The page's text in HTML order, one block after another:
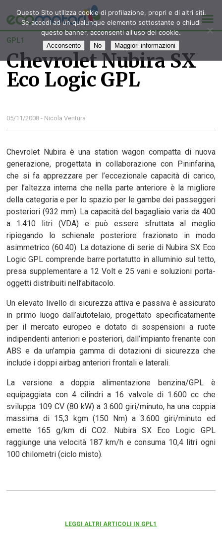
GPL1
Chevrolet Nubira SX
Eco Logic GPL
05/11/2008 - Nicola Ventura
Chevrolet Nubira è una station wagon compatta di nuova
generazione, progettata in collaborazione con Pininfarina,
che si fa apprezzare per l’eccezionale capacità di carico,
per l’altezza interna che nella parte anteriore è la migliore
della categoria e per lo spazio per le gambe dei passeggeri
posteriori (932 mm). La capacità del bagagliaio varia da 400
a 1.410 litri (VDA) e può essere sfruttata al meglio
ripiegando lo schienale posteriore frazionato in modo
asimmetrico (60:40). La dotazione di serie di Nubira SX Eco
Logic GPL comprende barre portatutto in alluminio sul tetto,
presa supplementare a 12 Volt e 25 vani e soluzioni porta-
oggetti distribuiti nell’abitacolo.
Un elevato livello di sicurezza attiva e passiva è assicurato
in primo luogo dall’autotelaio, progettato specificatamente
per il mercato europeo e dotato di sospensioni a ruote
indipendenti anteriori e posteriori, dall’impianto frenante con
ABS e da un’ampia gamma di dotazioni di sicurezza che
include i doppi airbag anteriori frontali e laterali.
La versione a doppia alimentazione benzina/GPL è
equipaggiata con 4 cilindri a 16 valvole di 1.600 cc che
sviluppa 109 CV (80 kW) a 3.600 giri/minuto, ha una coppia
massima di 15,3 kgm (150 Nm) a 3.600 giri/minuto ed
emette 165 g/km di CO2. Nubira SX Eco Logic GPL
raggiunge una velocità 187 km/h e consuma 10,4 litri ogni
100 chilometri (ciclo misto).
LEGGI ALTRI ARTICOLI IN GPL1
Questo Sito utilizza cookie di profilazione, propri e di altri siti.
Se accedi ad un qualunque elemento sottostante o chiudi
questo banner, acconsenti all'uso dei cookie.
Acconsento No Maggiori informazioni